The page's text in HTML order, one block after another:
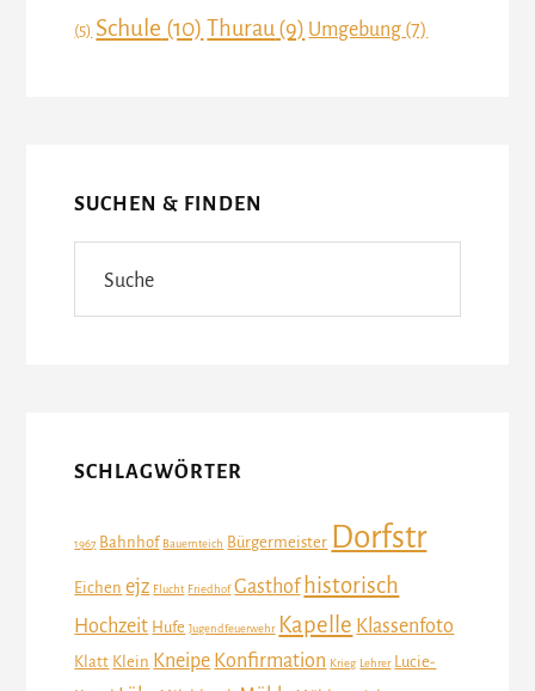
(5) Schule (10) Thurau (9) Umgebung (7)
SUCHEN & FINDEN
SCHLAGWÖRTER
1967 Bahnhof Bauernteich Bürgermeister Dorfstr
Eichen ejz Flucht Friedhof Gasthof historisch
Hochzeit Hufe Jugendfeuerwehr Kapelle Klassenfoto
Klatt Klein Kneipe Konfirmation Krieg Lehrer Lucie-